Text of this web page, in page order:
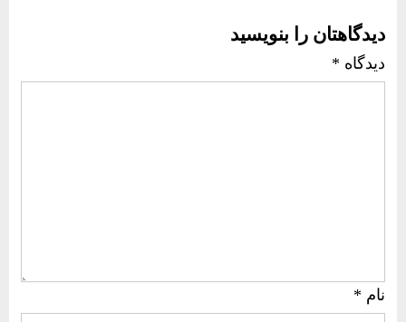
دیدگاهتان را بنویسید
دیدگاه *
نام *